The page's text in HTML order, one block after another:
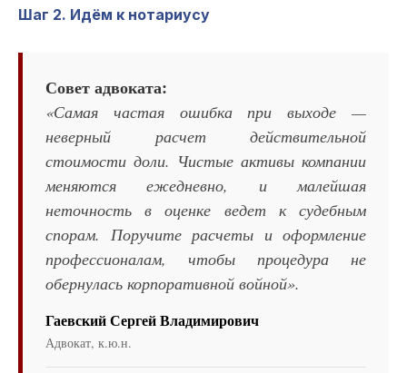
Шаг 2. Идём к нотариусу
Совет адвоката:
«Самая частая ошибка при выходе —
неверный расчет действительной
стоимости доли. Чистые активы компании
меняются ежедневно, и малейшая
неточность в оценке ведет к судебным
спорам. Поручите расчеты и оформление
профессионалам, чтобы процедура не
обернулась корпоративной войной».
Гаевский Сергей Владимирович
Адвокат, к.ю.н.